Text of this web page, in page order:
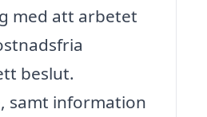
med att arbetet
beslut.
samt information